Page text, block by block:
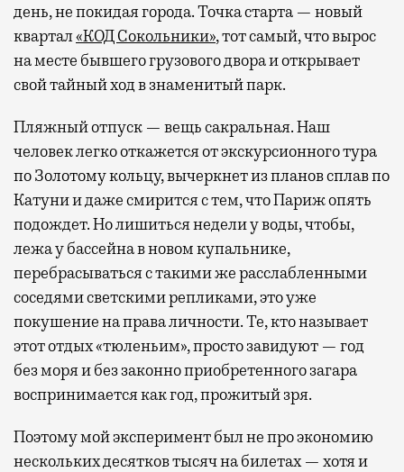
день, не покидая города. Точка старта — новый
квартал«КОД Сокольники», тот самый, что вырос
на месте бывшего грузового двора и открывает
свой тайный ход в знаменитый парк.
Пляжный отпуск — вещь сакральная. Наш
человек легко откажется от экскурсионного тура
по Золотому кольцу, вычеркнет из планов сплав по
Катуни и даже смирится с тем, что Париж опять
подождет. Но лишиться недели у воды, чтобы,
лежа у бассейна в новом купальнике,
перебрасываться с такими же расслабленными
соседями светскими репликами, это уже
покушение на права личности. Те, кто называет
этот отдых «тюленьим», просто завидуют — год
без моря и без законно приобретенного загара
воспринимается как год, прожитый зря.
Поэтому мой эксперимент был не про экономию
нескольких десятков тысяч на билетах — хотя и